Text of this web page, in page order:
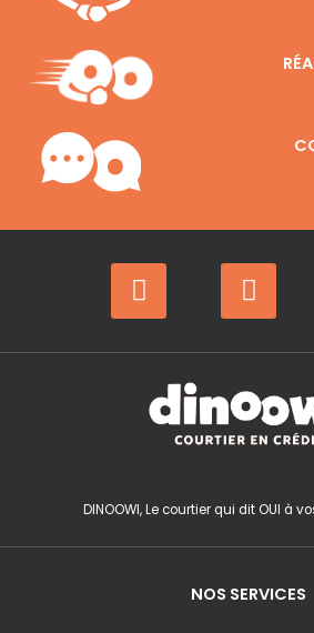
F
a
e
o
I
n
t
a
g
r
m
DINOOWI, Le courtier qui dit OUI à
NOS SERVICES